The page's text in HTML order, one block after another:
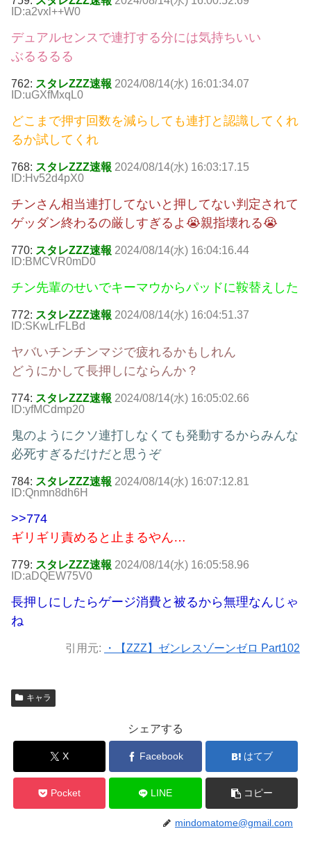
ID:a2vxl++W0
デュアルセンスで連打する分には気持ちいい
ぶるるるる
762: スタレZZZ速報 2024/08/14(水) 16:01:34.07
ID:uGXfMxqL0
どこまで押す回数を減らしても連打と認識してくれ
るか試してくれ
768: スタレZZZ速報 2024/08/14(水) 16:03:17.15
ID:Hv52d4pX0
チンさん相当連打してないと押してない判定されて
ゲッダン終わるの厳しすぎるよ😭親指壊れる😭
770: スタレZZZ速報 2024/08/14(水) 16:04:16.44
ID:BMCVR0mD0
チン先輩のせいでキーマウからパッドに鞍替えした
772: スタレZZZ速報 2024/08/14(水) 16:04:51.37
ID:SKwLrFLBd
ヤバいチンチンマジで疲れるかもしれん
どうにかして長押しにならんか？
774: スタレZZZ速報 2024/08/14(水) 16:05:02.66
ID:yfMCdmp20
鬼のようにクソ連打しなくても発動するからみんな
必死すぎるだけだと思うぞ
784: スタレZZZ速報 2024/08/14(水) 16:07:12.81
ID:Qnmn8dh6H
>>774
ギリギリ責めると止まるやん…
779: スタレZZZ速報 2024/08/14(水) 16:05:58.96
ID:aDQEW75V0
長押しにしたらゲージ消費と被るから無理なんじゃ
ね
引用元: ・【ZZZ】ゼンレスゾーンゼロ Part102
キャラ
シェアする
X Facebook はてブ
Pocket LINE コピー
mindomatome@gmail.com